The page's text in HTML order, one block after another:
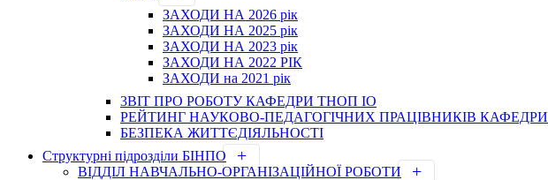
ЗАХОДИ НА 2026 рік
ЗАХОДИ НА 2025 рік
ЗАХОДИ НА 2023 рік
ЗАХОДИ НА 2022 РІК
ЗАХОДИ на 2021 рік
3BIT ПРО РОБОТУ КАФЕДРИ ТНОП ІО
РЕЙТИНГ НАУКОВО-ПЕДАГОГІЧНИХ ПРАЦІВНИКІВ КАФЕДРИ
БЕЗПЕКА ЖИТТЄДІЯЛЬНОСТІ
Структурні підрозділи БІНПО
ВІДДІЛ НАВЧАЛЬНО-ОРГАНІЗАЦІЙНОЇ РОБОТИ